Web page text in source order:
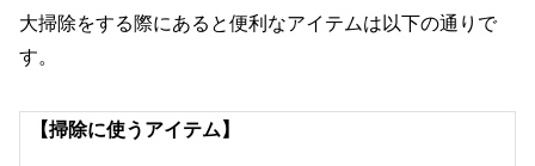
大掃除をする際にあると便利なアイテムは以下の通りで
す。
【掃除に使うアイテム】